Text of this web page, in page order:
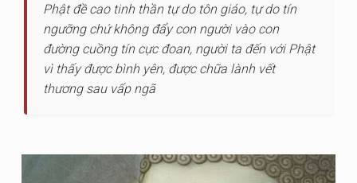
Phật đề cao tinh thần tự do tôn giáo, tự do tín
ngưỡng chứ không đẩy con người vào con
đường cuồng tín cực đoan, người ta đến với Phật
vì thấy được bình yên, được chữa lành vết
thương sau vấp ngã